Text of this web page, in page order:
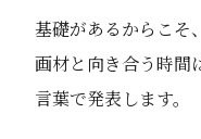
基礎があるからこそ
画材と向き合う時間
言葉で発表します。